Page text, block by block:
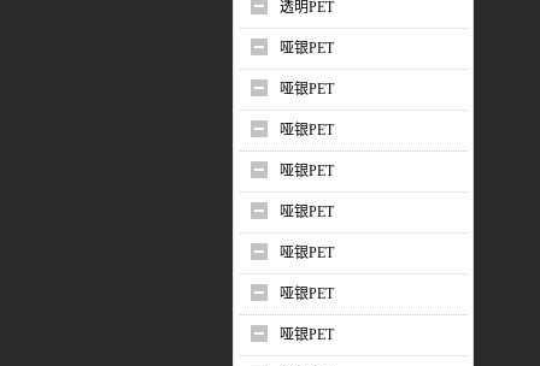
透明PET
哑银PET
哑银PET
哑银PET
哑银PET
哑银PET
哑银PET
哑银PET
哑银PET